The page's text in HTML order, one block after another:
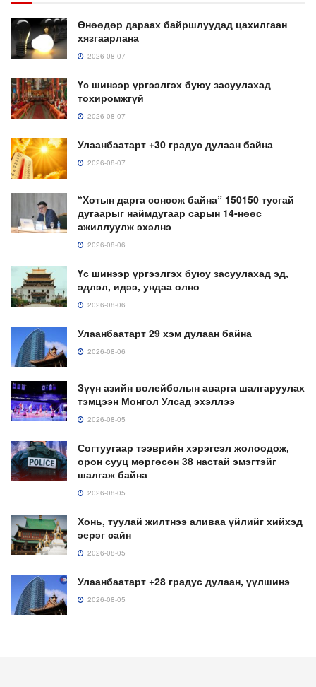
Өнөөдөр дараах байршлуудад цахилгаан
хязгаарлана
2026-08-07
Үс шинээр үргээлгэх буюу засуулахад
тохиромжгүй
2026-08-07
Улаанбаатарт +30 градус дулаан байна
2026-08-07
“Хотын дарга сонсож байна” 150150 тусгай
дугаарыг наймдугаар сарын 14-нөөс
ажиллуулж эхэлнэ
2026-08-06
Үс шинээр үргээлгэх буюу засуулахад эд,
эдлэл, идээ, ундаа олно
2026-08-06
Улаанбаатарт 29 хэм дулаан байна
2026-08-06
Зүүн азийн волейболын аварга шалгаруулах
тэмцээн Монгол Улсад эхэллээ
2026-08-05
Согтуугаар тээврийн хэрэгсэл жолоодож,
орон сууц мөргөсөн 38 настай эмэгтэйг
шалгаж байна
2026-08-05
Хонь, туулай жилтнээ аливаа үйлийг хийхэд
эерэг сайн
2026-08-05
Улаанбаатарт +28 градус дулаан, үүлшинэ
2026-08-05